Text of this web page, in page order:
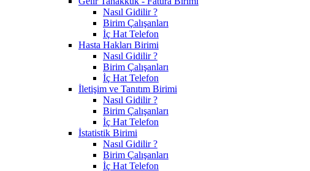
Nasıl Gidilir ?
Birim Çalışanları
İç Hat Telefon
Hasta Hakları Birimi
Nasıl Gidilir ?
Birim Çalışanları
İç Hat Telefon
İletişim ve Tanıtım Birimi
Nasıl Gidilir ?
Birim Çalışanları
İç Hat Telefon
İstatistik Birimi
Nasıl Gidilir ?
Birim Çalışanları
İç Hat Telefon